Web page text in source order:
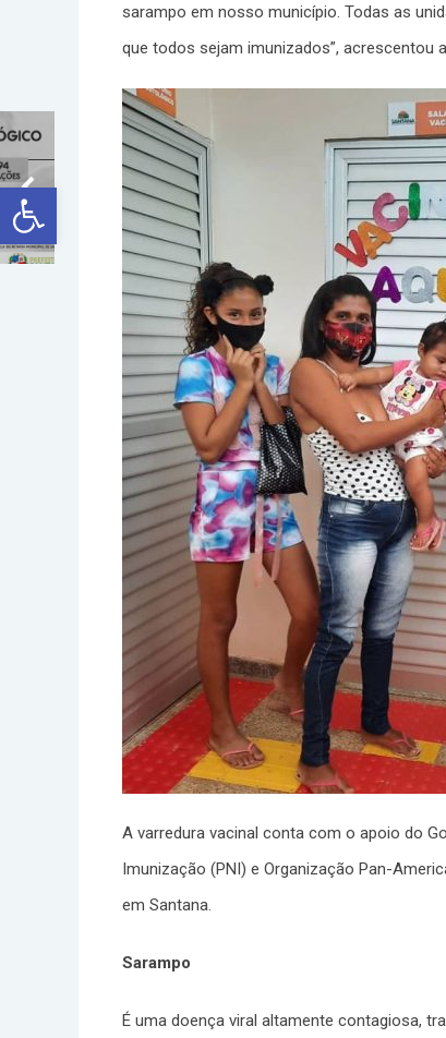
Abrir a barra de ferramentas
sarampo em nosso município. Todas as
que todos sejam imunizados”, acrescentou
A varredura vacinal conta com o apoio do
Imunização (PNI) e Organização Pan-
em Santana.
Sarampo
É uma doença viral altamente contagiosa,